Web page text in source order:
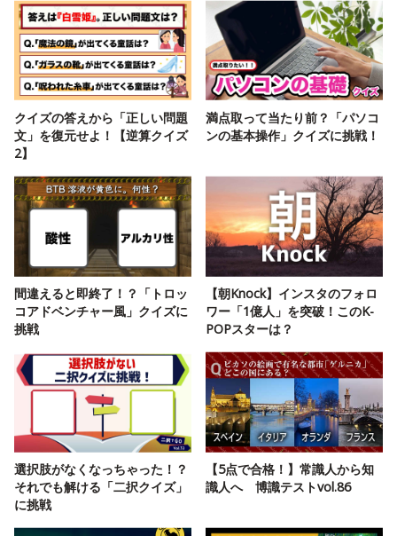
クイズの答えから「正しい問題
文」を復元せよ！【逆算クイズ
2】
満点取って当たり前？「パソコ
ンの基本操作」クイズに挑戦！
間違えると即終了！？「トロッ
コアドベンチャー風」クイズに
挑戦
【朝Knock】インスタのフォロ
ワー「1億人」を突破！このK-
POPスターは？
選択肢がなくなっちゃった！？
それでも解ける「二択クイズ」
に挑戦
【5点で合格！】常識人から知
識人へ 博識テストvol.86